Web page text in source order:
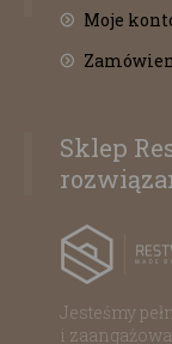
Moje
Sklep
Jesteśmy
i